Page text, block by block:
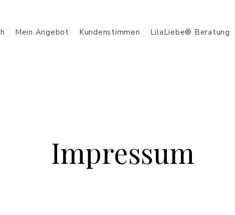
Mein Angebot Kundenstimmen LilaLiebe® Beratung
Impressum